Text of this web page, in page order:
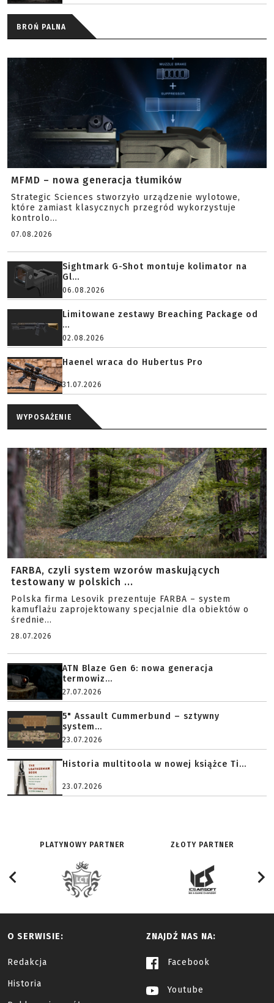
BROŃ PALNA
MFMD – nowa generacja tłumików
Strategic Sciences stworzyło urządzenie wylotowe,
które zamiast klasycznych przegród wykorzystuje
kontrolo...
07.08.2026
Sightmark G-Shot montuje kolimator na
Gl...
06.08.2026
Limitowane zestawy Breaching Package od
...
02.08.2026
Haenel wraca do Hubertus Pro
31.07.2026
WYPOSAŻENIE
FARBA, czyli system wzorów maskujących
testowany w polskich ...
Polska firma Lesovik prezentuje FARBA – system
kamuflażu zaprojektowany specjalnie dla obiektów o
średnie...
28.07.2026
ATN Blaze Gen 6: nowa generacja
termowiz...
27.07.2026
5" Assault Cummerbund – sztywny
system...
23.07.2026
Historia multitoola w nowej książce Ti...
23.07.2026
PLATYNOWY PARTNER ZŁOTY PARTNER
O SERWISIE:
Redakcja
Historia
ZNAJDŹ NAS NA:
Facebook
Youtube